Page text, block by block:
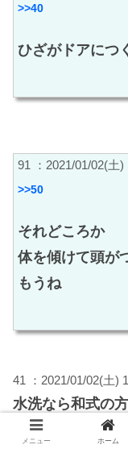
>>40
ひざがドアにつ
91 ：2021/01/02(土
>>50
それどころか
体を傾けて頭が
もうね
41 ：2021/01/02(土)
水洗なら和式の
掃除も楽だし足
メニュー ホーム